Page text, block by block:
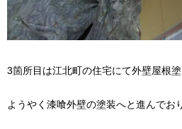
3箇所目は江北町の住宅にて外壁屋根塗
ようやく漆喰外壁の塗装へと進んでお